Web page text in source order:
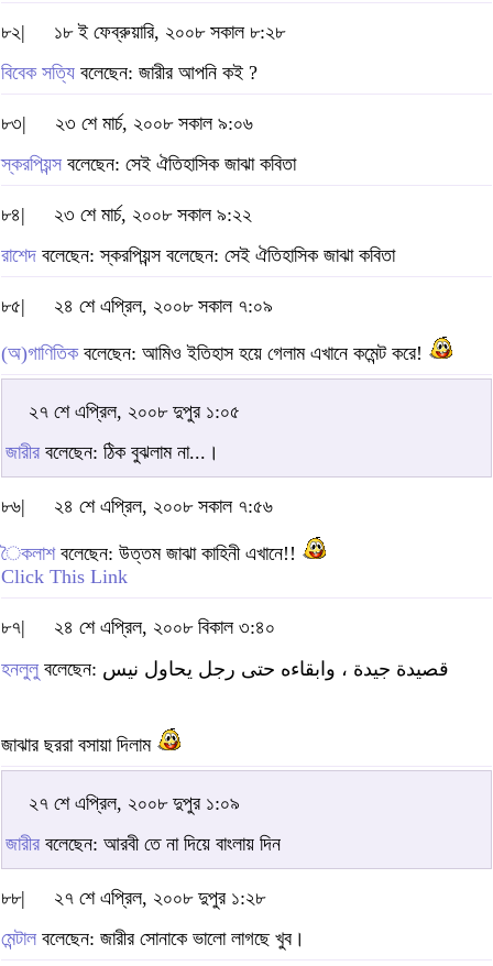
৮২|
১৮ ই ফেব্রুয়ারি, ২০০৮ সকাল ৮:২৮
বিবেক সত্যি বলেছেন: জারীর আপনি কই ?
৮৩|
২৩ শে মার্চ, ২০০৮ সকাল ৯:০৬
স্করপিয়ন্স বলেছেন: সেই ঐতিহাসিক জাঝা কবিতা
৮৪|
২৩ শে মার্চ, ২০০৮ সকাল ৯:২২
রাশেদ বলেছেন: স্করপিয়ন্স বলেছেন: সেই ঐতিহাসিক জাঝা কবিতা
৮৫| ২৪ শে এপ্রিল, ২০০৮ সকাল ৭:০৯
(অ)গাণিতিকবলেছেন: আমিও ইতিহাস হয়ে গেলাম এখানে কমেন্ট করে!
২৭ শে এপ্রিল, ২০০৮ দুপুর ১:০৫
জারীর বলেছেন: ঠিক বুঝলাম না...।
৮৬| ২৪ শে এপ্রিল, ২০০৮ সকাল ৭:৫৬
ৈকলাশবলেছেন: উত্তম জাঝা কাহিনী এখানে!!
Click This Link
৮৭|
২৪ শে এপ্রিল, ২০০৮ বিকাল ৩:৪০
হনলুলু
বলেছেন: قصيدة جيدة ، وابقاءه حتى رجل يحاول نيس
জাঝার ছররা বসায়া দিলাম
২৭ শে এপ্রিল, ২০০৮ দুপুর ১:০৯
জারীর বলেছেন: আরবী তে না দিয়ে বাংলায় দিন
৮৮|
২৭ শে এপ্রিল, ২০০৮ দুপুর ১:২৮
মেন্টাল বলেছেন: জারীর সোনাকে ভালো লাগছে খুব।